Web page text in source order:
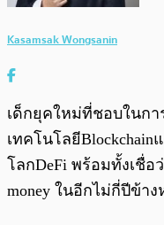
Kasamsak Wongsanin
เด็กยุคใหม่ที่ชอบในกา
เทคโนโลยี
โลกDeFi พร้อมทั้งเชื่อ
money ในอีกไม่กี่ปีข้าง